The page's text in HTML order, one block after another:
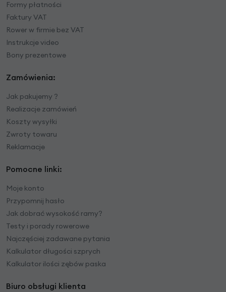
Formy płatności
Faktury VAT
Rower w firmie bez VAT
Instrukcje video
Bony prezentowe
Zamówienia:
Jak pakujemy ?
Realizacje zamówień
Koszty wysyłki
Zwroty towaru
Reklamacje
Pomocne linki:
Moje konto
Przypomnij hasło
Jak dobrać wysokość ramy?
Testy i porady rowerowe
Najczęściej zadawane pytania
Kalkulator długości szprych
Kalkulator ilości zębów paska
Biuro obsługi klienta